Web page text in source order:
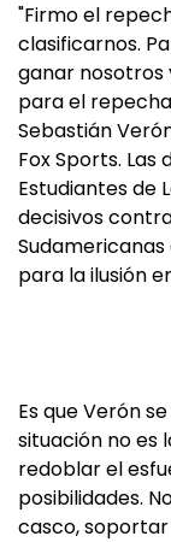
"Firmo el
clasificarnos.
ganar nosotros
para el
Sebastián
Fox Sports.
Estudiantes de
decisivos
Sudamericanas
para la ilusión
Es que Verón
situación no es
redoblar el
posibilidades.
casco,